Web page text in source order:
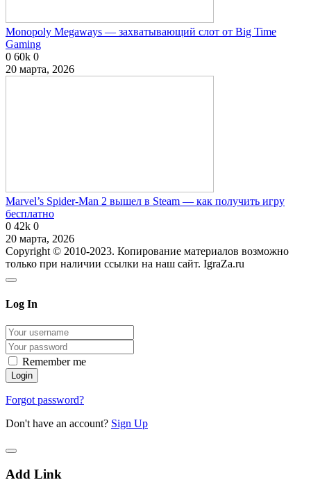
Monopoly Megaways — захватывающий слот от Big Time
Gaming
0 60k 0
20 марта, 2026
Marvel’s Spider-Man 2 вышел в Steam — как получить игру
бесплатно
0 42k 0
20 марта, 2026
Copyright © 2010-2023. Копирование материалов возможно
только при наличии ссылки на наш сайт. IgraZa.ru
Log In
Remember me
Forgot password?
Don't have an account? Sign Up
Add Link